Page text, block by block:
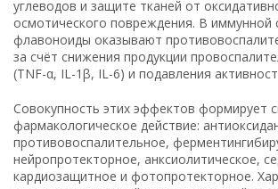
углеводов и защите тканей от
осмотического повреждения. В иммунной
флавоноиды оказывают
за счёт снижения продукции
(TNF-α, IL-1β, IL-6) и подавления
Совокупность этих эффектов формирует
фармакологическое действие:
противовоспалительное,
нейропротекторное, анксиолитическое,
кардиозащитное и фотопротекторное.